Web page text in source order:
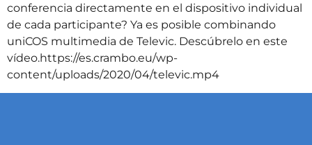
conferencia directamente en el dispositivo individual
de cada participante? Ya es posible combinando
uniCOS multimedia de Televic. Descúbrelo en este
vídeo.https://es.crambo.eu/wp-
content/uploads/2020/04/televic.mp4